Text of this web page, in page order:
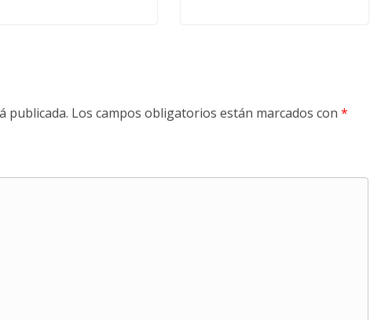
publicada. Los campos obligatorios están marcados con *